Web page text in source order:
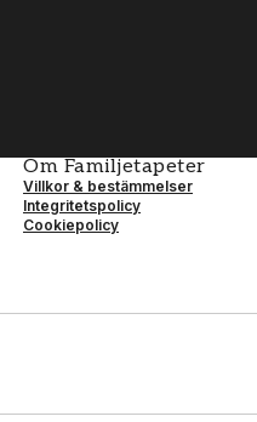
Om Familjetapeter
Villkor & bestämmelser
Integritetspolicy
Cookiepolicy